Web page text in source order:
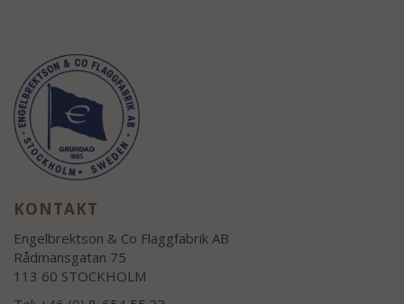
KONTAKT
Engelbrektson & Co Flaggfabrik AB
Rådmansgatan 75
113 60 STOCKHOLM